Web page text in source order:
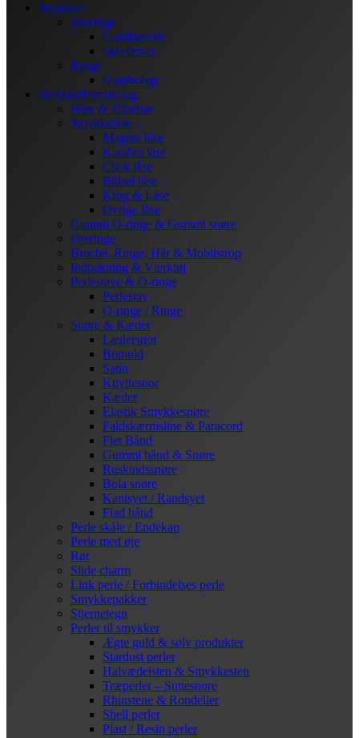
Smykker
Øreringe
Guldfarvede
Sølvfarvet
Ringe
Guldbelagt
Smykkefremstilling
Wire & Tilbehør
Smykkelåse
Magnet låse
Karabin låse
Click låse
Bidsel låse
Krog & Låse
Øvrige låse
Gummi O-ringe & Gummi snøre
Øreringe
Broche, Ringe, Hår & Mobilstrop
Indpakning & Værktøj
Perlestave & O-ringe
Perlestav
O-ringe / Ringe
Snøre & Kæder
Lædersnor
Bomuld
Satin
Knyttesnor
Kæder
Elastik Smykkesnøre
Faldskærmsline & Paracord
Flet Bånd
Gummi bånd & Snøre
Ruskindssnøre
Bola snøre
Kantsyet / Randsyet
Flad bånd
Perle skåle / Endekap
Perle med øje
Rør
Slide charm
Link perle / Forbindelses perle
Smykkepakker
Stjernetegn
Perler til smykker
Ægte guld & sølv produkter
Stardust perler
Halvædelsten & Smykkesten
Træperler – Suttesnore
Rhinstene & Rondeller
Shell perler
Plast / Resin perler